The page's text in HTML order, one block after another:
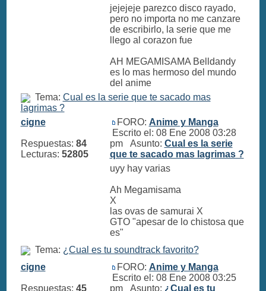
jejejeje parezco disco rayado,
pero no importa no me canzare
de escribirlo, la serie que me
llego al corazon fue
AH MEGAMISAMA Belldandy
es lo mas hermoso del mundo
del anime
Tema: Cual es la serie que te sacado mas
lagrimas ?
cigne
Respuestas: 84
Lecturas: 52805
FORO: Anime y Manga
Escrito el: 08 Ene 2008 03:28
pm Asunto: Cual es la serie
que te sacado mas lagrimas ?
uyy hay varias
Ah Megamisama
X
las ovas de samurai X
GTO "apesar de lo chistosa que
es"
Tema: ¿Cual es tu soundtrack favorito?
cigne
Respuestas: 45
FORO: Anime y Manga
Escrito el: 08 Ene 2008 03:25
pm Asunto: ¿Cual es tu